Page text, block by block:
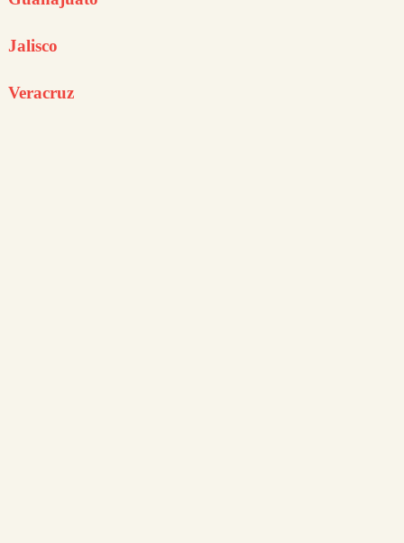
Jalisco
Veracruz